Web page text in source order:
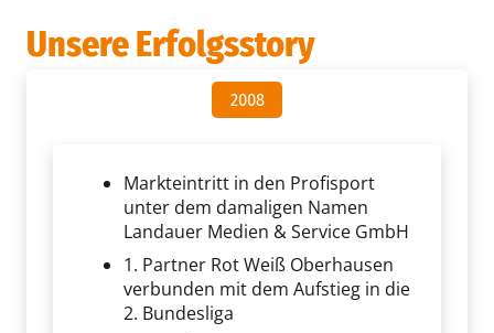
Unsere Erfolgsstory
2008
Markteintritt in den Profisport
unter dem damaligen Namen
Landauer Medien & Service GmbH
1. Partner Rot Weiß Oberhausen
verbunden mit dem Aufstieg in die
2. Bundesliga